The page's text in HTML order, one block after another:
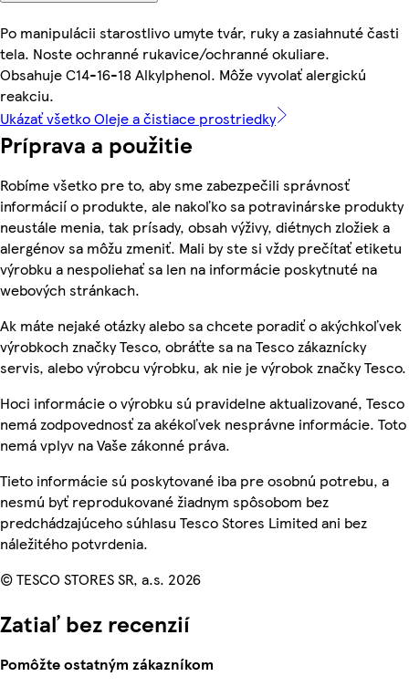
Po manipulácii starostlivo umyte tvár, ruky a zasiahnuté časti
tela. Noste ochranné rukavice/ochranné okuliare.
Obsahuje C14-16-18 Alkylphenol. Môže vyvolať alergickú
reakciu.
Ukázať všetko Oleje a čistiace prostriedky
Príprava a použitie
Robíme všetko pre to, aby sme zabezpečili správnosť
informácií o produkte, ale nakoľko sa potravinárske produkty
neustále menia, tak prísady, obsah výživy, diétnych zložiek a
alergénov sa môžu zmeniť. Mali by ste si vždy prečítať etiketu
výrobku a nespoliehať sa len na informácie poskytnuté na
webových stránkach.
Ak máte nejaké otázky alebo sa chcete poradiť o akýchkoľvek
výrobkoch značky Tesco, obráťte sa na Tesco zákaznícky
servis, alebo výrobcu výrobku, ak nie je výrobok značky Tesco.
Hoci informácie o výrobku sú pravidelne aktualizované, Tesco
nemá zodpovednosť za akékoľvek nesprávne informácie. Toto
nemá vplyv na Vaše zákonné práva.
Tieto informácie sú poskytované iba pre osobnú potrebu, a
nesmú byť reprodukované žiadnym spôsobom bez
predchádzajúceho súhlasu Tesco Stores Limited ani bez
náležitého potvrdenia.
© TESCO STORES SR, a.s. 2026
Zatiaľ bez recenzií
Pomôžte ostatným zákazníkom